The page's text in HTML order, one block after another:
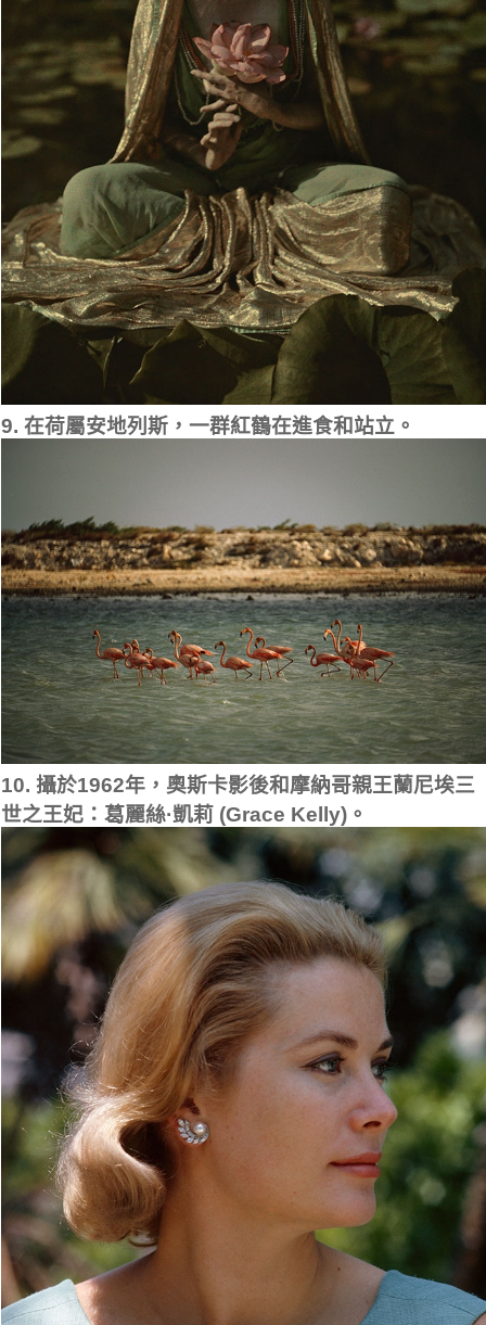
9. 在荷屬安地列斯，一群紅鶴在進食和站立。
10. 攝於1962年，奧斯卡影後和摩納哥親王蘭尼埃三
世之王妃：葛麗絲·凱莉 (Grace Kelly)。